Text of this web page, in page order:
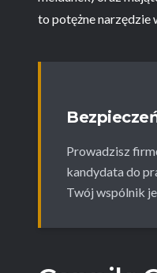
to potężne narzędzie
Prowadzisz
kandydata do
Twój wspólnik